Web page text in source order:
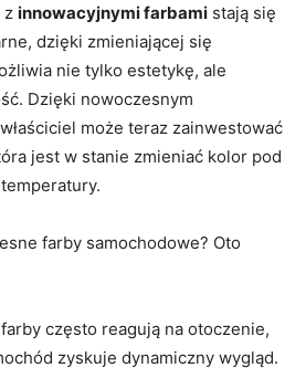
z innowacyjnymi farbami stają się
dzięki zmieniającej się
nie tylko estetykę, ale
Dzięki nowoczesnym
może teraz zainwestować
jest w stanie zmieniać kolor pod
farby samochodowe? Oto
często reagują na otoczenie,
zyskuje dynamiczny wygląd.